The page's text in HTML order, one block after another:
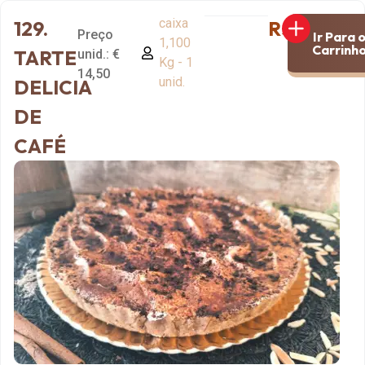
129.
TARTE
DELICIA
DE
CAFÉ
Preço
unid.: €
14,50
caixa
1,100
Kg - 1
unid.
R$14,50
Ir Para o